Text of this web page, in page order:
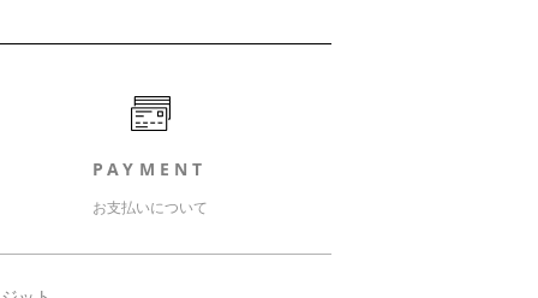
PAYMENT
お支払いについて